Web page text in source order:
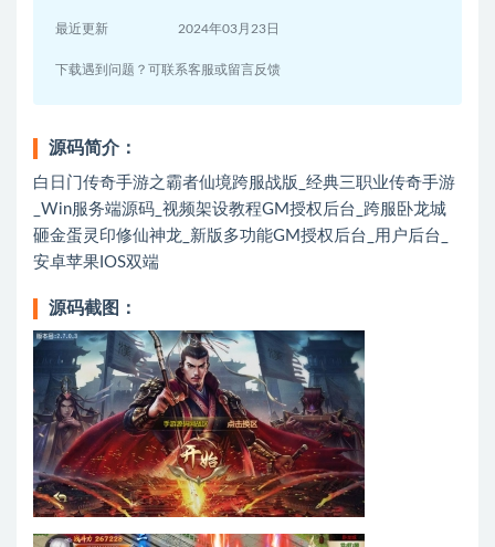
最近更新 2024年03月23日
下载遇到问题？可联系客服或留言反馈
源码简介：
白日门传奇手游之霸者仙境跨服战版_经典三职业传奇手游
_Win服务端源码_视频架设教程GM授权后台_跨服卧龙城
砸金蛋灵印修仙神龙_新版多功能GM授权后台_用户后台_
安卓苹果IOS双端
源码截图：